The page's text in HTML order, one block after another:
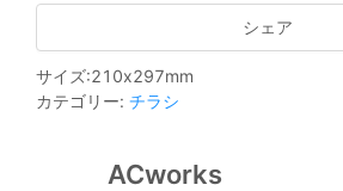
シェア
サイズ:210x297mm
カテゴリー: チラシ
ACworks